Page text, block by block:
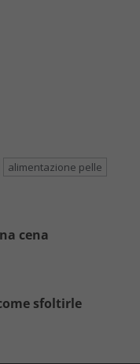
alimentazione pelle
cena
sfoltirle